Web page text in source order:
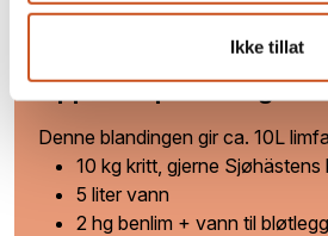
Ikke tillat
Oppskrift på limfarge
Denne blandingen gir ca. 10L
10 kg kritt, gjerne Sjøhästens
5 liter vann
2 hg benlim + vann til